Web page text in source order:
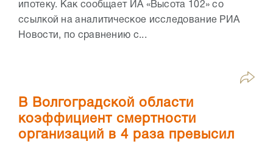
ипотеку. Как сообщает ИА «Высота 102» со
ссылкой на аналитическое исследование РИА
Новости, по сравнению с...
В Волгоградской области
коэффициент смертности
организаций в 4 раза превысил